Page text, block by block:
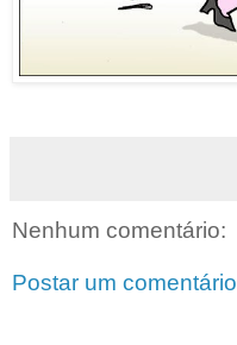
Nenhum comentário:
Postar um comentário